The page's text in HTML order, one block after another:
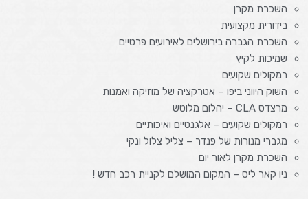
השכרת מקרן
בידורית מקצועית
השכרת הגברה בירושלים לאירועים פרטיים
שמיכות לקיץ
רמקולים שקועים
השוק היווני ביפו – אטרקציה של מוזיקה ואמנות
מרצדס CLA – יהלום מלוטש
רמקולים שקועים – אלגנטיים ואיכותיים
מגברי מנורות של פנדר – צליל צלול ונקי
השכרת מקרן לאור יום
ניו קאר ליס – המקום המושלם לקניית רכב חדש !